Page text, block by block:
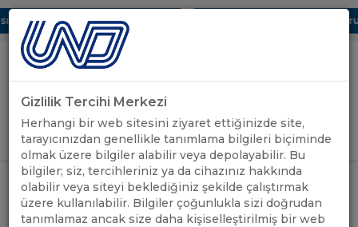
Dijital UBAK Bölümü Hakkında UND, Yunanistan Vize
Uluslararası Nakliyeciler Derneği
GİRİŞ YAP
ANASAYFA /
ÖNEMLİ
DUYURULAR
/ ÇEKYA TRANSİT GEÇİŞ
BELGELERİNDE SON DURUM
Gizlilik Tercihi Merkezi
Herhangi bir web sitesini ziyaret ettiğinizde site,
tarayıcınızdan genellikle tanımlama bilgileri biçiminde
olmak üzere bilgiler alabilir veya depolayabilir. Bu
bilgiler; siz, tercihleriniz ya da cihazınız hakkında
olabilir veya siteyi beklediğiniz şekilde çalıştırmak
üzere kullanılabilir. Bilgiler çoğunlukla sizi doğrudan
tanımlamaz ancak size daha kişiselleştirilmiş bir web